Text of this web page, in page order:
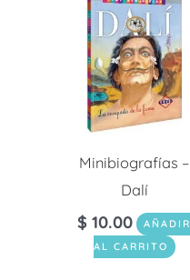
Minibiografías –
Dalí
$ 10.00
AÑADIR
AL CARRITO